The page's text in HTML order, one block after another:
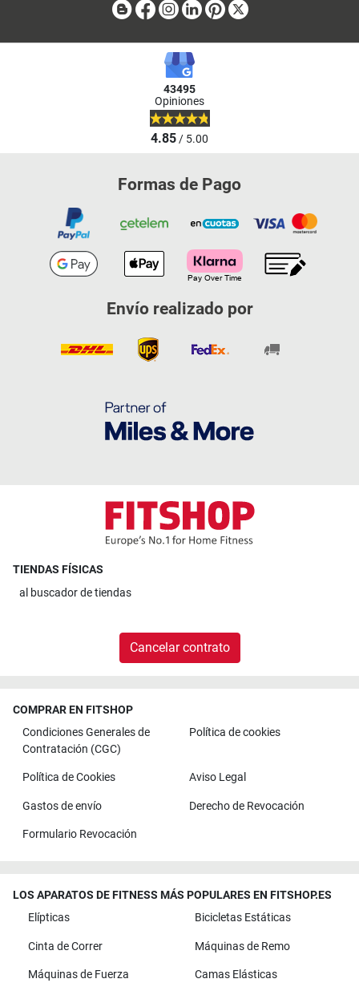
BlogFacebook
Instagram
LinkedinPinterest
43495
Opiniones
4.85/ 5.00
Formas de Pago
Envío realizado por
TIENDAS FÍSICAS
al buscador de tiendas
Cancelar contrato
COMPRAR EN FITSHOP
Condiciones Generales de
Contratación (CGC)
Política de cookies
Política de Cookies Aviso Legal
Gastos de envío Derecho de Revocación
Formulario Revocación
LOS APARATOS DE FITNESS MÁS POPULARES EN FITSHOP.ES
Elípticas
Bicicletas Estáticas
Cinta de Correr Máquinas de Remo
Máquinas de Fuerza Camas Elásticas